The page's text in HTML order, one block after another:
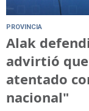
PROVINCIA
Alak
advirtió
atentado
nacional"